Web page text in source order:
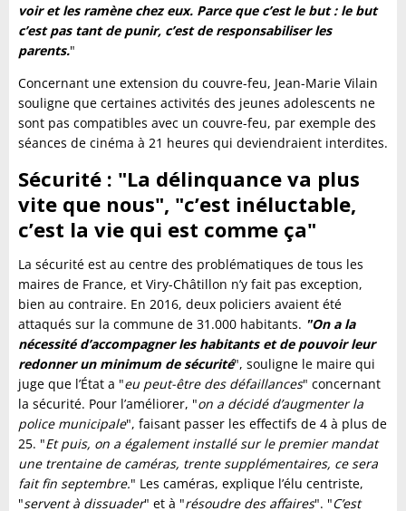
voir et les ramène chez eux. Parce que c’est le but : le but
c’est pas tant de punir, c’est de responsabiliser les
parents."
Concernant une extension du couvre-feu, Jean-Marie Vilain
souligne que certaines activités des jeunes adolescents ne
sont pas compatibles avec un couvre-feu, par exemple des
séances de cinéma à 21 heures qui deviendraient interdites.
Sécurité : "La délinquance va plus
vite que nous", "c’est inéluctable,
c’est la vie qui est comme ça"
La sécurité est au centre des problématiques de tous les
maires de France, et Viry-Châtillon n’y fait pas exception,
bien au contraire. En 2016, deux policiers avaient été
attaqués sur la commune de 31.000 habitants. "On a la
nécessité d’accompagner les habitants et de pouvoir leur
redonner un minimum de sécurité", souligne le maire qui
juge que l’État a "eu peut-être des défaillances" concernant
la sécurité. Pour l’améliorer, "on a décidé d’augmenter la
police municipale", faisant passer les effectifs de 4 à plus de
25. "Et puis, on a également installé sur le premier mandat
une trentaine de caméras, trente supplémentaires, ce sera
fait fin septembre." Les caméras, explique l’élu centriste,
"servent à dissuader" et à "résoudre des affaires". "C’est